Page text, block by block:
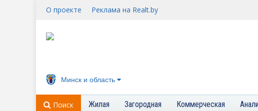
О проекте Реклама на Realt.by
Минск и область
Поиск Жилая Загородная Коммерческая